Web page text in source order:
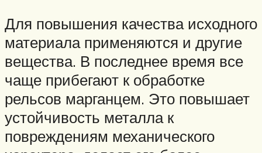
Для повышения качества исходного
материала применяются и другие
вещества. В последнее время все
чаще прибегают к обработке
рельсов марганцем. Это повышает
устойчивость металла к
повреждениям механического